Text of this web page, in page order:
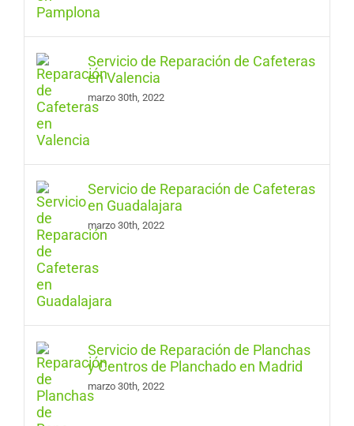
Servicio de Reparación de Cafeteras
en Valencia
marzo 30th, 2022
Servicio de Reparación de Cafeteras
en Guadalajara
marzo 30th, 2022
Servicio de Reparación de Planchas
y Centros de Planchado en Madrid
marzo 30th, 2022